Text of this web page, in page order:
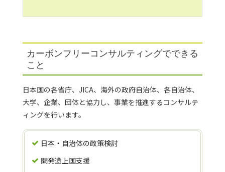
カーボンフリーコンサルティングでできる
こと
日本国の各省庁、JICA、海外の政府自治体、各自治体、
大学、企業、団体と協力し、事業を推進するコンサルテ
ィングを行います。
日本・自治体の政策検討
開発途上国支援